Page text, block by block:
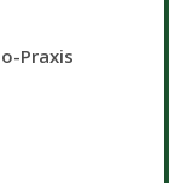
Praxis